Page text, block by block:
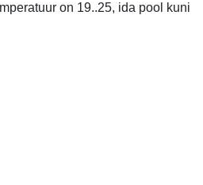
on 19..25, ida pool kuni